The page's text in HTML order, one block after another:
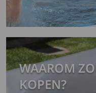
WAAROM
KOPEN?